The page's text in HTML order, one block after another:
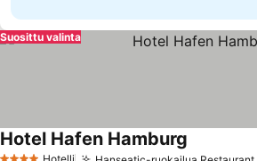
Suosittu valinta
Hotelli
Hotel Hafen Hamburg